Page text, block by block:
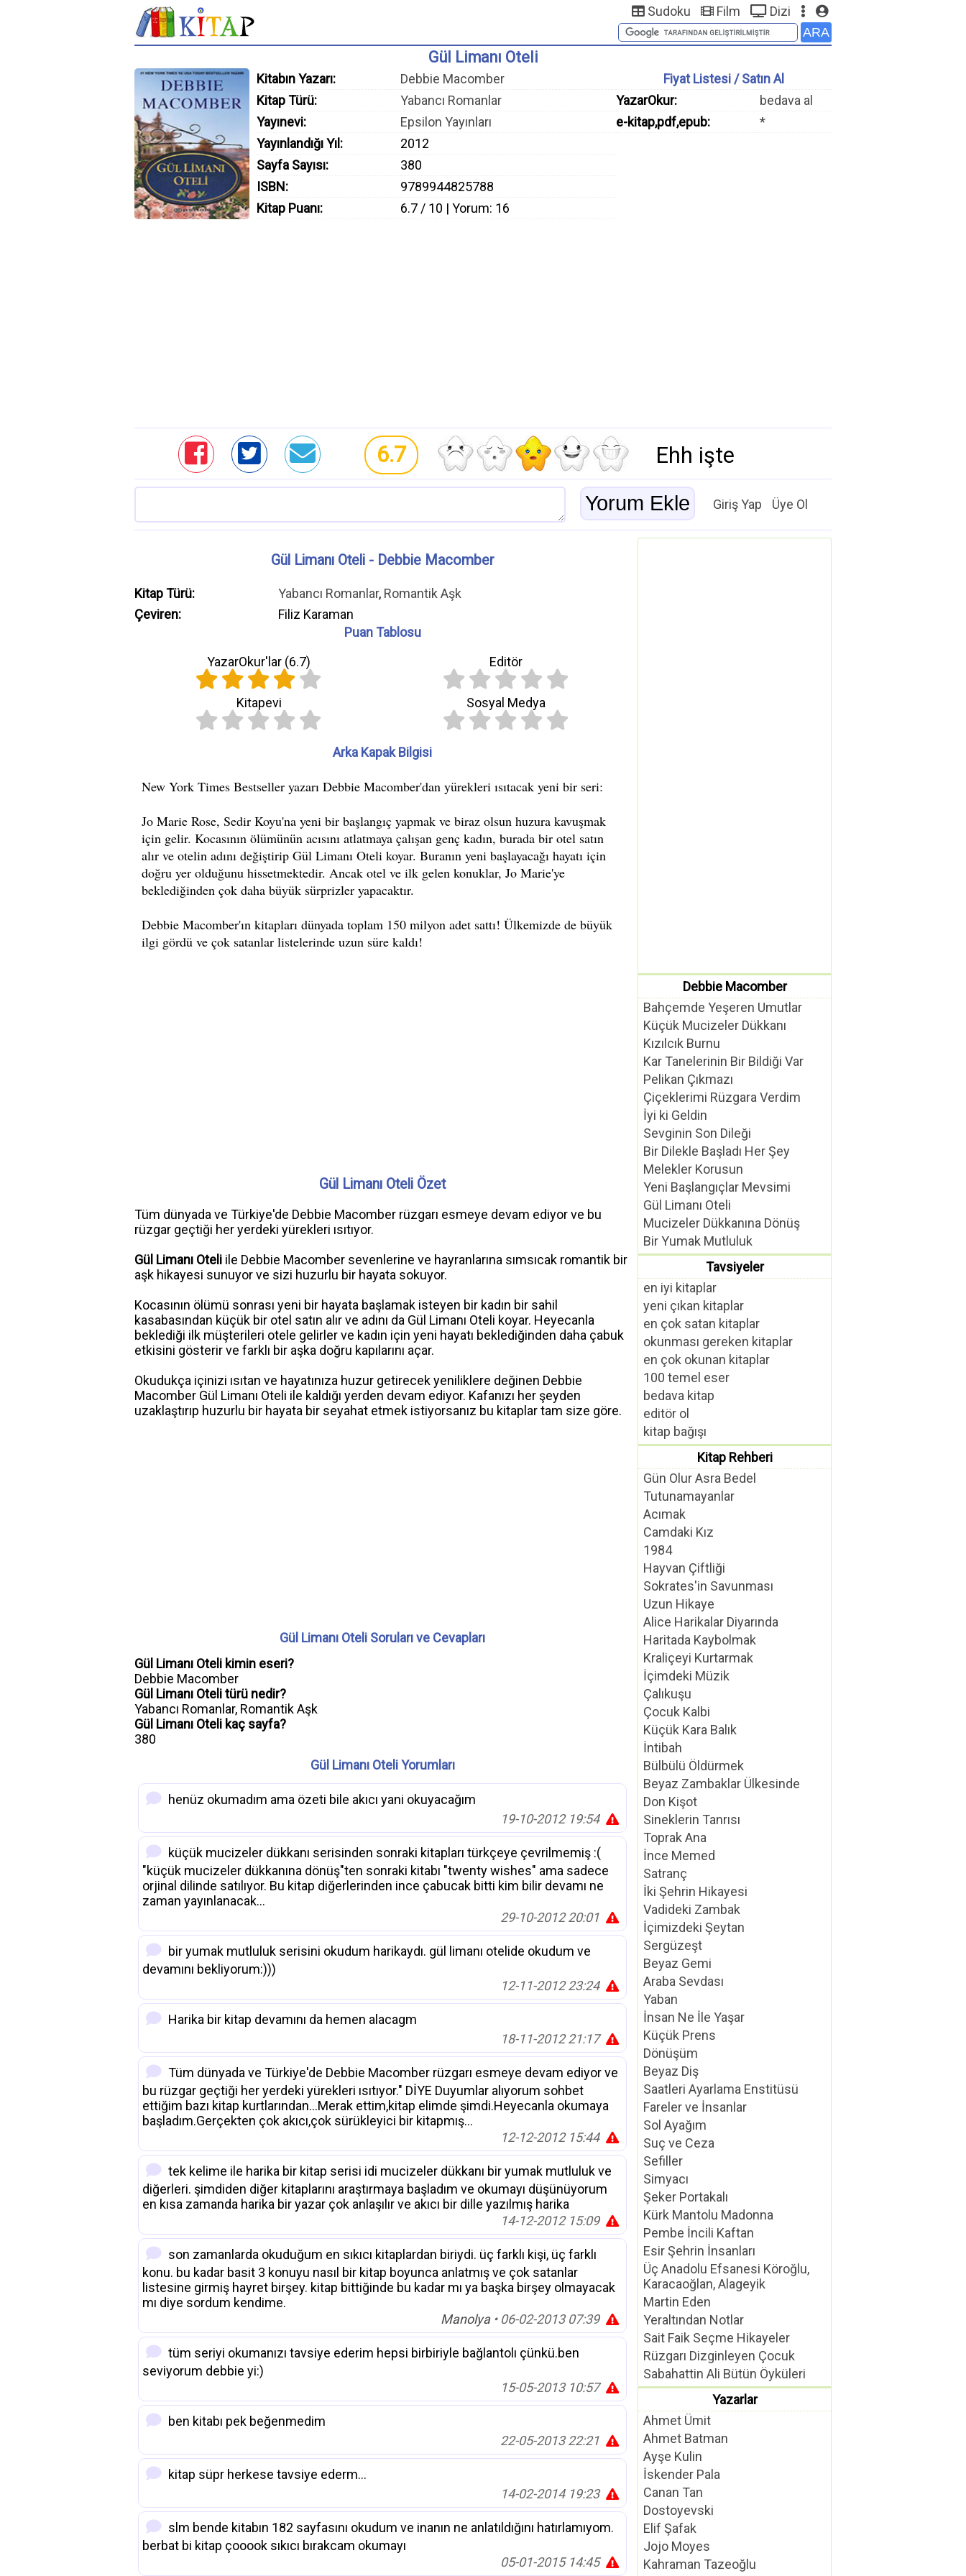
Sudoku Film Dizi
Gül Limanı Oteli
Kitabın Yazarı:
Debbie Macomber
Kitap Türü:
Yabancı Romanlar
Yayınevi:
Epsilon Yayınları
Yayınlandığı Yıl:
2012
Sayfa Sayısı:
380
ISBN:
9789944825788
Kitap Puanı:
6.7 / 10 | Yorum: 16
Fiyat Listesi / Satın Al
YazarOkur:
bedava al
e-kitap,pdf,epub:
*
6.7 Ehh işte
Giriş Yap Üye Ol
Gül Limanı Oteli - Debbie Macomber
Kitap Türü: Yabancı Romanlar, Romantik Aşk
Çeviren:
Filiz Karaman
Puan Tablosu
YazarOkur'lar (6.7) Editör
Kitapevi Sosyal Medya
Arka Kapak Bilgisi
Gül Limanı Oteli Özet
Tüm dünyada ve Türkiye'de Debbie Macomber rüzgarı esmeye devam ediyor ve bu
rüzgar geçtiği her yerdeki yürekleri ısıtıyor.
Gül Limanı Oteli ile Debbie Macomber sevenlerine ve hayranlarına sımsıcak romantik bir
aşk hikayesi sunuyor ve sizi huzurlu bir hayata sokuyor.
Kocasının ölümü sonrası yeni bir hayata başlamak isteyen bir kadın bir sahil
kasabasından küçük bir otel satın alır ve adını da Gül Limanı Oteli koyar. Heyecanla
beklediği ilk müşterileri otele gelirler ve kadın için yeni hayatı beklediğinden daha çabuk
etkisini gösterir ve farklı bir aşka doğru kapılarını açar.
Okudukça içinizi ısıtan ve hayatınıza huzur getirecek yeniliklere değinen Debbie
Macomber Gül Limanı Oteli ile kaldığı yerden devam ediyor. Kafanızı her şeyden
uzaklaştırıp huzurlu bir hayata bir seyahat etmek istiyorsanız bu kitaplar tam size göre.
Gül Limanı Oteli Soruları ve Cevapları
Gül Limanı Oteli kimin eseri?
Debbie Macomber
Gül Limanı Oteli türü nedir?
Yabancı Romanlar, Romantik Aşk
Gül Limanı Oteli kaç sayfa?
380
Gül Limanı Oteli Yorumları
henüz okumadım ama özeti bile akıcı yani okuyacağım
19-10-2012 19:54
küçük mucizeler dükkanı serisinden sonraki kitapları türkçeye çevrilmemiş :(
"küçük mucizeler dükkanına dönüş"ten sonraki kitabı "twenty wishes" ama sadece
orjinal dilinde satılıyor. Bu kitap diğerlerinden ince çabucak bitti kim bilir devamı ne
zaman yayınlanacak...
29-10-2012 20:01
bir yumak mutluluk serisini okudum harikaydı. gül limanı otelide okudum ve
devamını bekliyorum:)))
12-11-2012 23:24
Harika bir kitap devamını da hemen alacagm
18-11-2012 21:17
Tüm dünyada ve Türkiye'de Debbie Macomber rüzgarı esmeye devam ediyor ve
bu rüzgar geçtiği her yerdeki yürekleri ısıtıyor." DİYE Duyumlar alıyorum sohbet
ettiğim bazı kitap kurtlarından...Merak ettim,kitap elimde şimdi.Heyecanla okumaya
başladım.Gerçekten çok akıcı,çok sürükleyici bir kitapmış...
12-12-2012 15:44
tek kelime ile harika bir kitap serisi idi mucizeler dükkanı bir yumak mutluluk ve
diğerleri. şimdiden diğer kitaplarını araştırmaya başladım ve okumayı düşünüyorum
en kısa zamanda harika bir yazar çok anlaşılır ve akıcı bir dille yazılmış harika
14-12-2012 15:09
son zamanlarda okuduğum en sıkıcı kitaplardan biriydi. üç farklı kişi, üç farklı
konu. bu kadar basit 3 konuyu nasıl bir kitap boyunca anlatmış ve çok satanlar
listesine girmiş hayret birşey. kitap bittiğinde bu kadar mı ya başka birşey olmayacak
mı diye sordum kendime.
Manolya• 06-02-2013 07:39
tüm seriyi okumanızı tavsiye ederim hepsi birbiriyle bağlantolı çünkü.ben
seviyorum debbie yi:)
15-05-2013 10:57
ben kitabı pek beğenmedim
22-05-2013 22:21
kitap süpr herkese tavsiye ederm...
14-02-2014 19:23
slm bende kitabın 182 sayfasını okudum ve inanın ne anlatıldığını hatırlamıyom.
berbat bi kitap çooook sıkıcı bırakcam okumayı
05-01-2015 14:45
Debbie Macomber
Bahçemde Yeşeren Umutlar
Küçük Mucizeler Dükkanı
Kızılcık Burnu
Kar Tanelerinin Bir Bildiği Var
Pelikan Çıkmazı
Çiçeklerimi Rüzgara Verdim
İyi ki Geldin
Sevginin Son Dileği
Bir Dilekle Başladı Her Şey
Melekler Korusun
Yeni Başlangıçlar Mevsimi
Gül Limanı Oteli
Mucizeler Dükkanına Dönüş
Bir Yumak Mutluluk
Tavsiyeler
en iyi kitaplar
yeni çıkan kitaplar
en çok satan kitaplar
okunması gereken kitaplar
en çok okunan kitaplar
100 temel eser
bedava kitap
editör ol
kitap bağışı
Kitap Rehberi
Gün Olur Asra Bedel
Tutunamayanlar
Acımak
Camdaki Kız
1984
Hayvan Çiftliği
Sokrates'in Savunması
Uzun Hikaye
Alice Harikalar Diyarında
Haritada Kaybolmak
Kraliçeyi Kurtarmak
İçimdeki Müzik
Çalıkuşu
Çocuk Kalbi
Küçük Kara Balık
İntibah
Bülbülü Öldürmek
Beyaz Zambaklar Ülkesinde
Don Kişot
Sineklerin Tanrısı
Toprak Ana
İnce Memed
Satranç
İki Şehrin Hikayesi
Vadideki Zambak
İçimizdeki Şeytan
Sergüzeşt
Beyaz Gemi
Araba Sevdası
Yaban
İnsan Ne İle Yaşar
Küçük Prens
Dönüşüm
Beyaz Diş
Saatleri Ayarlama Enstitüsü
Fareler ve İnsanlar
Sol Ayağım
Suç ve Ceza
Sefiller
Simyacı
Şeker Portakalı
Kürk Mantolu Madonna
Pembe İncili Kaftan
Esir Şehrin İnsanları
Üç Anadolu Efsanesi Köroğlu,
Karacaoğlan, Alageyik
Martin Eden
Yeraltından Notlar
Sait Faik Seçme Hikayeler
Rüzgarı Dizginleyen Çocuk
Sabahattin Ali Bütün Öyküleri
Yazarlar
Ahmet Ümit
Ahmet Batman
Ayşe Kulin
İskender Pala
Canan Tan
Dostoyevski
Elif Şafak
Jojo Moyes
Kahraman Tazeoğlu